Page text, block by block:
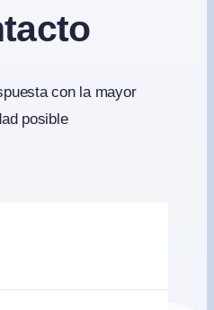
con la mayor
posible